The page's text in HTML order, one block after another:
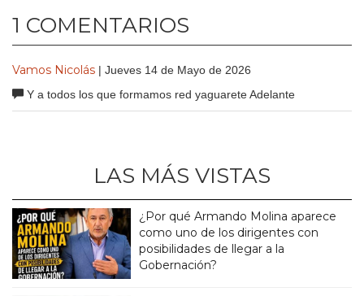
1 COMENTARIOS
Vamos Nicolás | Jueves 14 de Mayo de 2026
Y a todos los que formamos red yaguarete Adelante
LAS MÁS VISTAS
¿Por qué Armando Molina aparece
como uno de los dirigentes con
posibilidades de llegar a la
Gobernación?